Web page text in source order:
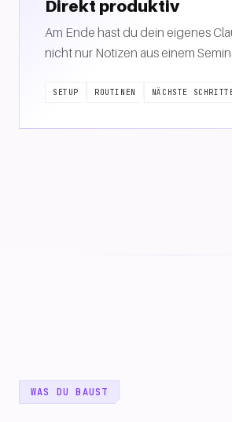
Direkt produktiv
Am Ende hast du dein eigenes
nicht nur Notizen aus einem
SETUP ROUTINEN NÄCHSTE
WAS DU BAUST